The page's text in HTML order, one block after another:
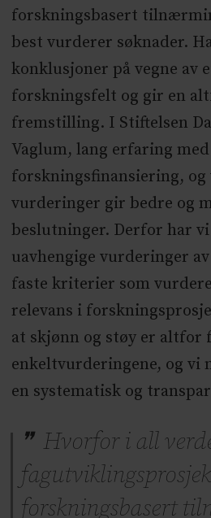
forskningsbasert
best vurderer søknader.
konklusjoner på vegne av
forskningsfelt og gir en
fremstilling. I Stiftelsen
Vaglum, lang erfaring med
forskningsfinansiering, og
vurderinger gir bedre og
beslutninger. Derfor har
uavhengige vurderinger
faste kriterier som
relevans i
at skjønn og støy er altfor
enkeltvurderingene, og vi
en systematisk og
Hvorfor i all
forskningsbasert